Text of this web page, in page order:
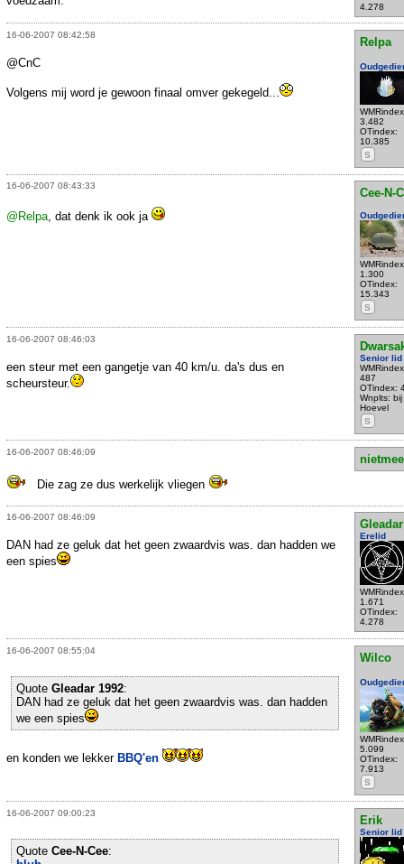
4.278
16-06-2007 08:42:58
Relpa
3.482
OTindex:
10.385
S
@CnC
Volgens mij word je gewoon finaal omver gekegeld...
16-06-2007 08:43:33
Cee-N-
1.300
OTindex:
15.343
S
@Relpa, dat denk ik ook ja
16-06-2007 08:46:03
Senior lid
487
OTindex:
Wnplts: bij
Hoevel
S
een steur met een gangetje van 40 km/u. da's dus en
scheursteur.
16-06-2007 08:46:09
Die zag ze dus werkelijk vliegen
16-06-2007 08:46:09
Gleadar
Erelid
1.671
OTindex:
4.278
DAN had ze geluk dat het geen zwaardvis was. dan hadden we
een spies
16-06-2007 08:55:04
Wilco
5.099
OTindex:
7.913
S
Quote Gleadar 1992:
DAN had ze geluk dat het geen zwaardvis was. dan hadden
we een spies
en konden we lekker BBQ'en
16-06-2007 09:00:23
Erik
Senior lid
Quote Cee-N-Cee: